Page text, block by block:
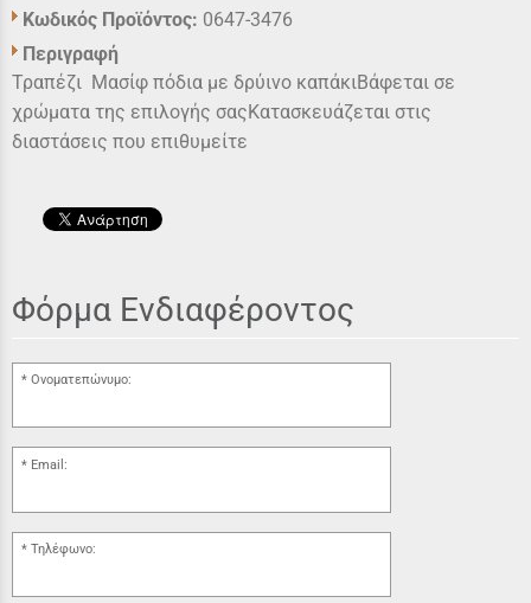
Κωδικός Προϊόντος: 0647-3476
Περιγραφή
Τραπέζι Μασίφ πόδια με δρύινο καπάκιΒάφεται σε
χρώματα της επιλογής σαςΚατασκευάζεται στις
διαστάσεις που επιθυμείτε
Φόρμα Ενδιαφέροντος
Ονοματεπώνυμο:
Email:
Τηλέφωνο: